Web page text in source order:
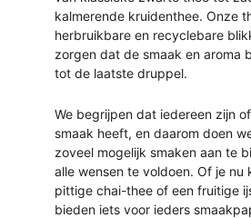
kalmerende kruidenthee. Onze
herbruikbare en recyclebare
zorgen dat de smaak en aroma
tot de laatste druppel.
We begrijpen dat iedereen zijn
smaak heeft, en daarom doen
zoveel mogelijk smaken aan te
alle wensen te voldoen. Of je nu
pittige chai-thee of een fruitige
bieden iets voor ieders